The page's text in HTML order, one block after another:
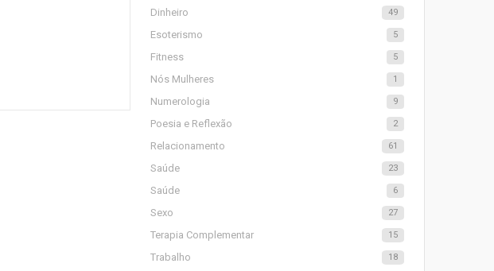
Dinheiro 49
Esoterismo 5
Fitness 5
Nós Mulheres 1
Numerologia 9
Poesia e Reflexão 2
Relacionamento 61
Saúde 23
Saúde 6
Sexo 27
Terapia Complementar 15
Trabalho 18